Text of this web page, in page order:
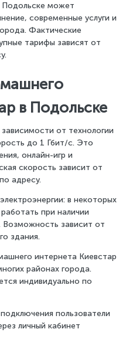
может
современные услуги и
Фактические
тарифы зависят от
в Подольске
от технологии
до 1 Гбит/с. Это
онлайн-игр и
скорость зависит от
адресу.
в некоторых
при наличии
Возможность зависит от
здания.
интернета Киевстар
районах города.
индивидуально по
пользователи
личный кабинет